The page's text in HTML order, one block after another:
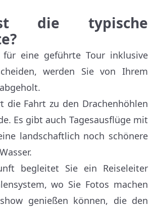
die typische
für eine geführte Tour inklusive
werden Sie von Ihrem
die Fahrt zu den Drachenhöhlen
Es gibt auch Tagesausflüge mit
landschaftlich noch schönere
begleitet Sie ein Reiseleiter
wo Sie Fotos machen
genießen können, die den